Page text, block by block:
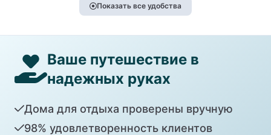
Показать все удобства
Ваше путешествие в
надежных руках
Дома для отдыха проверены вручную
98% удовлетворенность клиентов